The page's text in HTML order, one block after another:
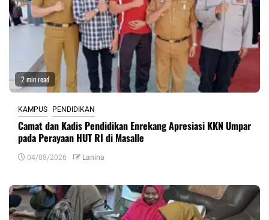
2 min read
KAMPUS PENDIDIKAN
Camat dan Kadis Pendidikan Enrekang Apresiasi KKN Umpar
pada Perayaan HUT RI di Masalle
04/08/2026 Lanina